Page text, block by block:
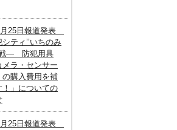
25日報道発表
ティ’’いちのみ
戦― 防犯用具
メラ・センサー
の購入費用を補
！」についての
25日報道発表